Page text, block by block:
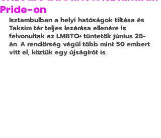
Pride-on
Isztambulban a helyi hatóságok tiltása és
Taksim tér teljes lezárása ellenére is
felvonultak az LMBTQ+ tüntetők június 28-
án. A rendőrség végül több mint 50 embert
vitt el, köztük egy újságírót is.